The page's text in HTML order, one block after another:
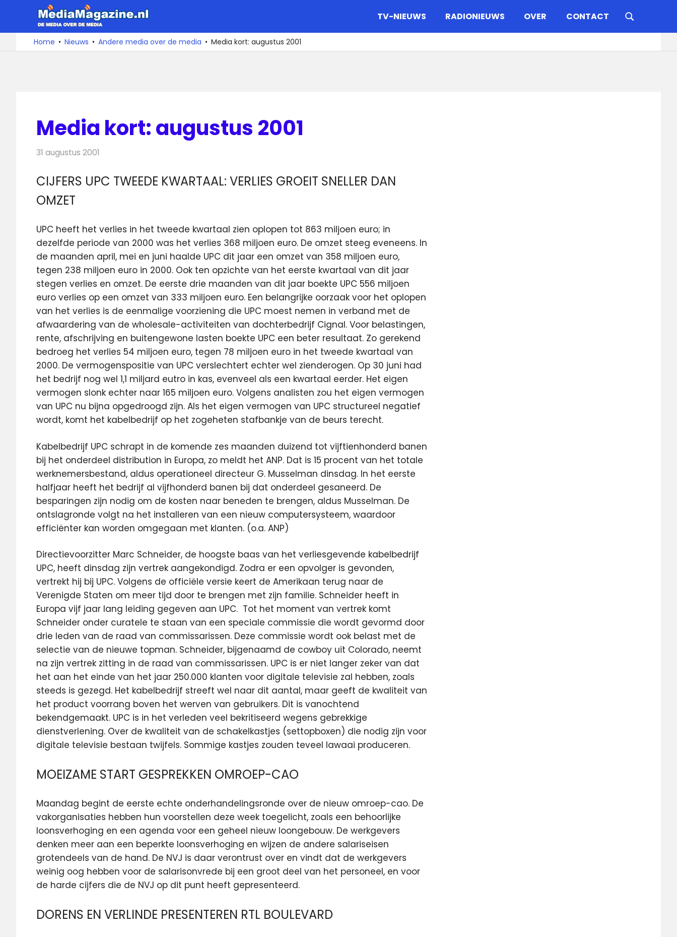
de
De
media
over
TV-NIEUWS RADIONIEUWS OVER CONTACT
Home Nieuws Andere media over de media Media kort: augustus 2001
Media kort: augustus 2001
31 augustus 2001
CIJFERS UPC TWEEDE KWARTAAL: VERLIES GROEIT SNELLER DAN
OMZET
UPC heeft het verlies in het tweede kwartaal zien oplopen tot 863 miljoen euro; in
dezelfde periode van 2000 was het verlies 368 miljoen euro. De omzet steeg eveneens. In
de maanden april, mei en juni haalde UPC dit jaar een omzet van 358 miljoen euro,
tegen 238 miljoen euro in 2000. Ook ten opzichte van het eerste kwartaal van dit jaar
stegen verlies en omzet. De eerste drie maanden van dit jaar boekte UPC 556 miljoen
euro verlies op een omzet van 333 miljoen euro. Een belangrijke oorzaak voor het oplopen
van het verlies is de eenmalige voorziening die UPC moest nemen in verband met de
afwaardering van de wholesale-activiteiten van dochterbedrijf Cignal. Voor belastingen,
rente, afschrijving en buitengewone lasten boekte UPC een beter resultaat. Zo gerekend
bedroeg het verlies 54 miljoen euro, tegen 78 miljoen euro in het tweede kwartaal van
2000. De vermogenspositie van UPC verslechtert echter wel zienderogen. Op 30 juni had
het bedrijf nog wel 1,1 miljard eutro in kas, evenveel als een kwartaal eerder. Het eigen
vermogen slonk echter naar 165 miljoen euro. Volgens analisten zou het eigen vermogen
van UPC nu bijna opgedroogd zijn. Als het eigen vermogen van UPC structureel negatief
wordt, komt het kabelbedrijf op het zogeheten stafbankje van de beurs terecht.
Kabelbedrijf UPC schrapt in de komende zes maanden duizend tot vijftienhonderd banen
bij het onderdeel distribution in Europa, zo meldt het ANP. Dat is 15 procent van het totale
werknemersbestand, aldus operationeel directeur G. Musselman dinsdag. In het eerste
halfjaar heeft het bedrijf al vijfhonderd banen bij dat onderdeel gesaneerd. De
besparingen zijn nodig om de kosten naar beneden te brengen, aldus Musselman. De
ontslagronde volgt na het installeren van een nieuw computersysteem, waardoor
efficiënter kan worden omgegaan met klanten. (o.a. ANP)
Directievoorzitter Marc Schneider, de hoogste baas van het verliesgevende kabelbedrijf
UPC, heeft dinsdag zijn vertrek aangekondigd. Zodra er een opvolger is gevonden,
vertrekt hij bij UPC. Volgens de officiële versie keert de Amerikaan terug naar de
Verenigde Staten om meer tijd door te brengen met zijn familie. Schneider heeft in
Europa vijf jaar lang leiding gegeven aan UPC. Tot het moment van vertrek komt
Schneider onder curatele te staan van een speciale commissie die wordt gevormd door
drie leden van de raad van commissarissen. Deze commissie wordt ook belast met de
selectie van de nieuwe topman. Schneider, bijgenaamd de cowboy uit Colorado, neemt
na zijn vertrek zitting in de raad van commissarissen. UPC is er niet langer zeker van dat
het aan het einde van het jaar 250.000 klanten voor digitale televisie zal hebben, zoals
steeds is gezegd. Het kabelbedrijf streeft wel naar dit aantal, maar geeft de kwaliteit van
het product voorrang boven het werven van gebruikers. Dit is vanochtend
bekendgemaakt. UPC is in het verleden veel bekritiseerd wegens gebrekkige
dienstverlening. Over de kwaliteit van de schakelkastjes (settopboxen) die nodig zijn voor
digitale televisie bestaan twijfels. Sommige kastjes zouden teveel lawaai produceren.
MOEIZAME START GESPREKKEN OMROEP-CAO
Maandag begint de eerste echte onderhandelingsronde over de nieuw omroep-cao. De
vakorganisaties hebben hun voorstellen deze week toegelicht, zoals een behoorlijke
loonsverhoging en een agenda voor een geheel nieuw loongebouw. De werkgevers
denken meer aan een beperkte loonsverhoging en wijzen de andere salariseisen
grotendeels van de hand. De NVJ is daar verontrust over en vindt dat de werkgevers
weinig oog hebben voor de salarisonvrede bij een groot deel van het personeel, en voor
de harde cijfers die de NVJ op dit punt heeft gepresenteerd.
DORENS EN VERLINDE PRESENTEREN RTL BOULEVARD